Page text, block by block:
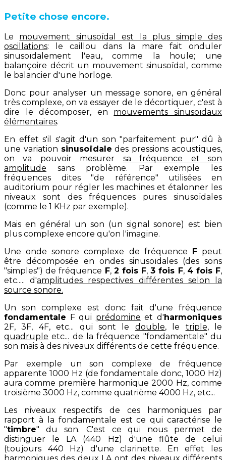
Petite chose encore.
Le mouvement sinusoïdal est la plus simple des
oscillations: le caillou dans la mare fait onduler
sinusoïdalement l'eau, comme la houle; une
balançoire décrit un mouvement sinusoïdal, comme
le balancier d'une horloge.
Donc pour analyser un message sonore, en général
très complexe, on va essayer de le décortiquer, c'est à
dire le décomposer, en mouvements sinusoïdaux
élémentaires.
En effet s'il s'agit d'un son "parfaitement pur" dû à
une variation sinusoïdale des pressions acoustiques,
on va pouvoir mesurer sa fréquence et son
amplitude sans problème. Par exemple les
fréquences dites "de référence" utilisées en
auditorium pour régler les machines et étalonner les
niveaux sont des fréquences pures sinusoïdales
(comme le 1 KHz par exemple).
Mais en général un son (un signal sonore) est bien
plus complexe encore qu'on l'imagine.
Une onde sonore complexe de fréquence Fpeut
être décomposée en ondes sinusoïdales (des sons
"simples") de fréquence F, 2 fois F,3 fois F, 4 fois F,
etc..... d'amplitudes respectives différentes selon la
source sonore.
Un son complexe est donc fait d'une fréquence
fondamentale F qui prédomine et d'harmoniques
2F, 3F, 4F, etc... qui sont le double, le triple, le
quadruple etc... de la fréquence "fondamentale" du
son mais à des niveaux différents de cette fréquence.
Par exemple un son complexe de fréquence
apparente 1000 Hz (de fondamentale donc, 1000 Hz)
aura comme première harmonique 2000 Hz, comme
troisième 3000 Hz, comme quatrième 4000 Hz, etc...
Les niveaux respectifs de ces harmoniques par
rapport à la fondamentale est ce qui caractérise le
"timbre" du son. C'est ce qui nous permet de
distinguer le LA (440 Hz) d'une flûte de celui
(toujours 440 Hz) d'une clarinette. En effet les